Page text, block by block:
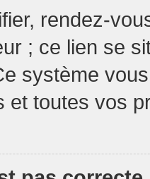
rendez-
; ce lien se
système
et toutes vos